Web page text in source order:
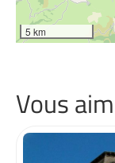
5 km
Vous